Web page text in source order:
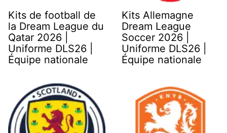
Kits de football de
la Dream League du
Qatar 2026 |
Uniforme DLS26 |
Équipe nationale
Kits Allemagne
Dream League
Soccer 2026 |
Uniforme DLS26 |
Équipe nationale